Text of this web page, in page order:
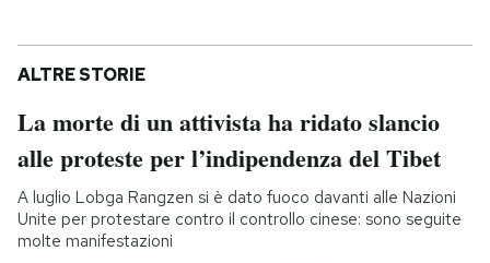
ALTRE STORIE
La morte di un attivista ha ridato slancio
alle proteste per l’indipendenza del Tibet
A luglio Lobga Rangzen si è dato fuoco davanti alle Nazioni
Unite per protestare contro il controllo cinese: sono seguite
molte manifestazioni